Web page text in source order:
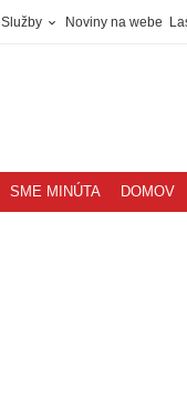
Služby Noviny na webe
SME MINÚTA DOMOV